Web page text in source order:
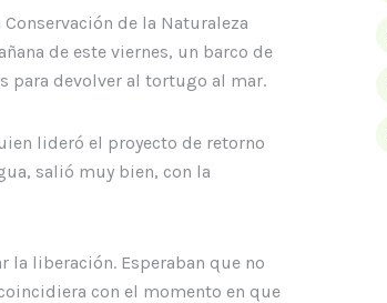
de la Naturaleza
de este viernes, un barco de
para devolver al tortugo al mar.
lideró el proyecto de retorno
salió muy bien, con la
la liberación. Esperaban que no
con el momento en que